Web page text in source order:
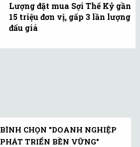
tiên, cổ phiếu STK sẽ được
giao dịch với giá từ
23.200 - 34.800 đồng/đơn
vị.
Lượng đặt mua Sợi Thế Kỷ gần
15 triệu đơn vị, gấp 3 lần lượng
đấu giá
BÌNH CHỌN "DOANH NGHIỆP
PHÁT TRIỂN BỀN VỮNG"